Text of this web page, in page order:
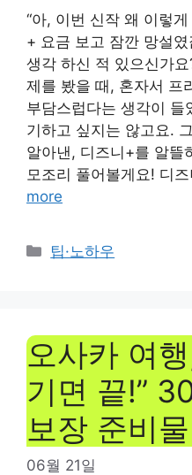
“아, 이번 신작 왜 이렇
+ 요금 보고 잠깐 망설
생각 하신 적 있으신가
제를 봤을 때, 혼자서 프
부담스럽다는 생각이 들
기하고 싶지는 않고요.
알아낸, 디즈니+를 알뜰
모조리 풀어볼게요! 디
more
Categories
팁·노하우
오사카 여
기면 끝!”
보장 준비
06월 21일